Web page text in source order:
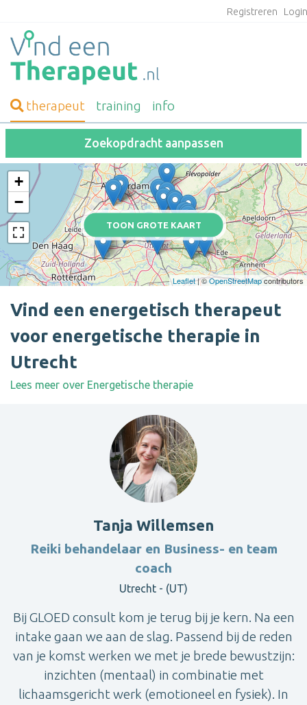
Registreren
therapeut training info
Zoekopdracht aanpassen
TOON GROTE KAART
+
−
Leaflet| ©OpenStreetMapcontributors
Vind een energetisch therapeut
voor energetische therapie in
Utrecht
Lees meer over Energetische therapie
Tanja Willemsen
Reiki behandelaar en Business- en team
coach
Utrecht - (UT)
Bij GLOED consult kom je terug bij je kern. Na een
intake gaan we aan de slag. Passend bij de reden
van je komst werken we met je brede bewustzijn:
inzichten (mentaal) in combinatie met
lichaamsgericht werk (emotioneel en fysiek). In